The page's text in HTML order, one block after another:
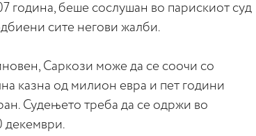
година, беше сослушан во парискиот суд
сите негови жалби.
Саркози може да се соочи со
казна од милион евра и пет години
Судењето треба да се одржи во
декември.